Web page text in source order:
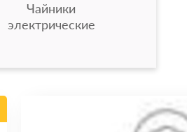
Чайники
электрические